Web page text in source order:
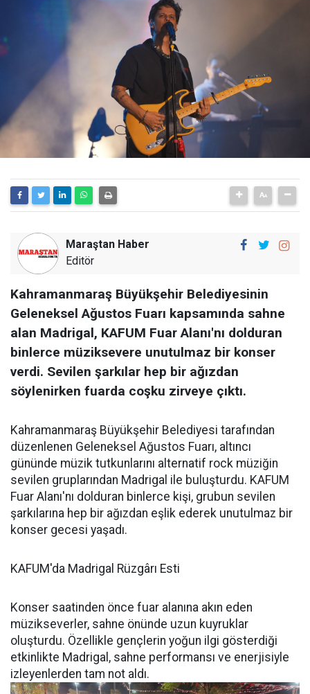
Maraştan Haber
Editör
Kahramanmaraş Büyükşehir Belediyesinin
Geleneksel Ağustos Fuarı kapsamında sahne
alan Madrigal, KAFUM Fuar Alanı'nı dolduran
binlerce müziksevere unutulmaz bir konser
verdi. Sevilen şarkılar hep bir ağızdan
söylenirken fuarda coşku zirveye çıktı.
Kahramanmaraş Büyükşehir Belediyesi tarafından
düzenlenen Geleneksel Ağustos Fuarı, altıncı
gününde müzik tutkunlarını alternatif rock müziğin
sevilen gruplarından Madrigal ile buluşturdu. KAFUM
Fuar Alanı'nı dolduran binlerce kişi, grubun sevilen
şarkılarına hep bir ağızdan eşlik ederek unutulmaz bir
konser gecesi yaşadı.
KAFUM'da Madrigal Rüzgârı Esti
Konser saatinden önce fuar alanına akın eden
müzikseverler, sahne önünde uzun kuyruklar
oluşturdu. Özellikle gençlerin yoğun ilgi gösterdiği
etkinlikte Madrigal, sahne performansı ve enerjisiyle
izleyenlerden tam not aldı.